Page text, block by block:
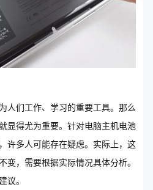
人们工作、学习的重要工具。那么
显得尤为重要。针对电脑主机电池
许多人可能存在疑虑。实际上，这
变，需要根据实际情况具体分析。
议。